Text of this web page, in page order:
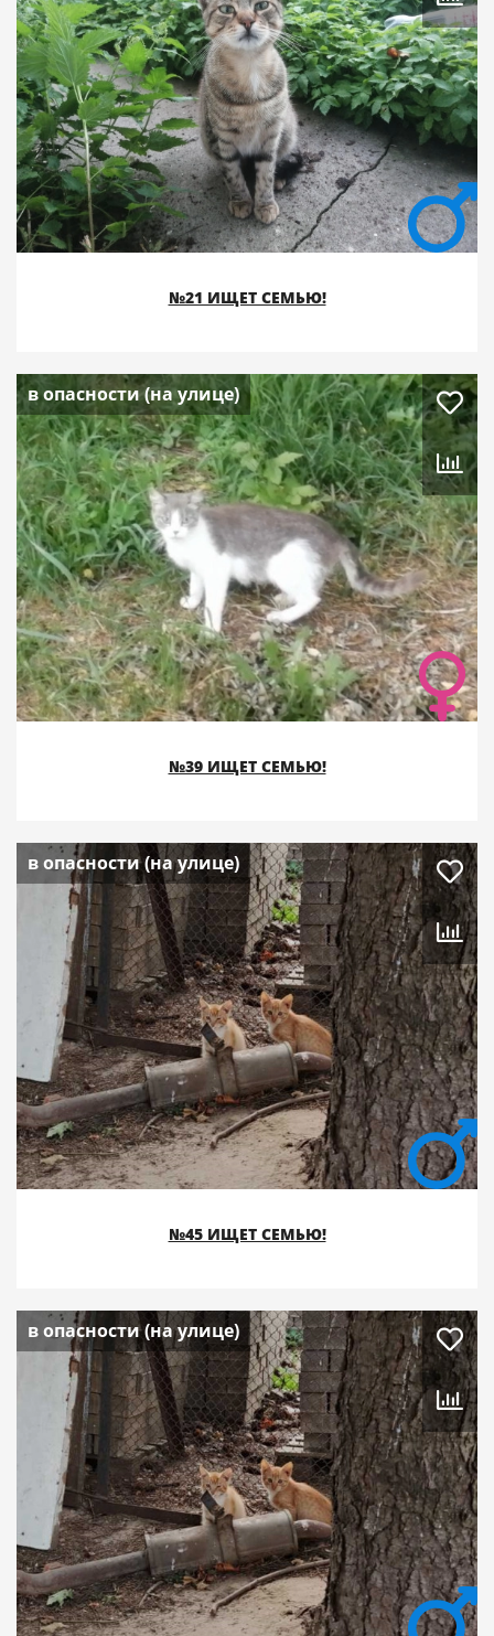
№21 ИЩЕТ СЕМЬЮ!
в опасности (на улице)
№39 ИЩЕТ СЕМЬЮ!
в опасности (на улице)
№45 ИЩЕТ СЕМЬЮ!
в опасности (на улице)